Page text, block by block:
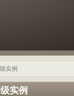
实例
实例